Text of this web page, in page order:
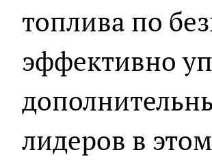
топлива по
эффективно
лидеров в